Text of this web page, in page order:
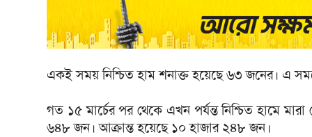
একই সময় নিশ্চিত হাম শনাক্ত হয়েছে ৬৩ জনের। এ
গত ১৫ মার্চের পর থেকে এখন পর্যন্ত নিশ্চিত হামে
৬৪৮ জন। আক্রান্ত হয়েছে ১০ হাজার ২৪৮ জন।